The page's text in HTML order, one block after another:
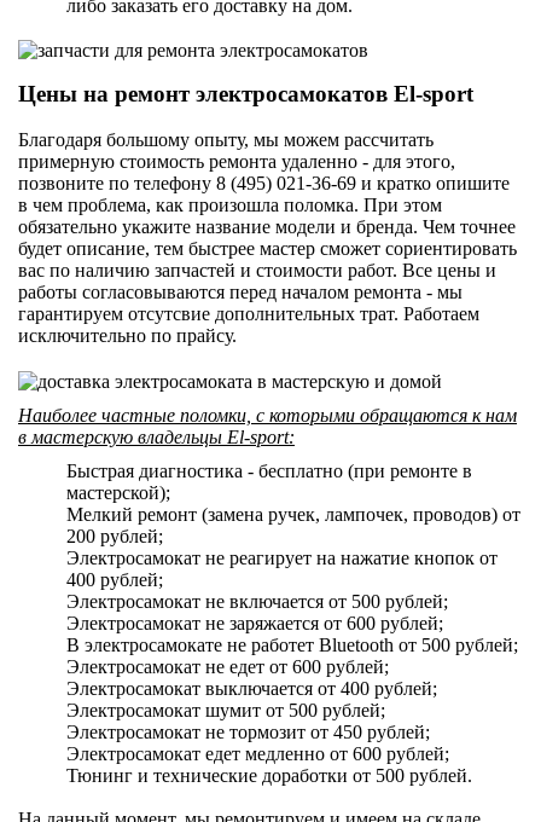
либо заказать его доставку на дом.
Цены на ремонт электросамокатов El-sport
Благодаря большому опыту, мы можем рассчитать
примерную стоимость ремонта удаленно - для этого,
позвоните по телефону 8 (495) 021-36-69 и кратко опишите
в чем проблема, как произошла поломка. При этом
обязательно укажите название модели и бренда. Чем точнее
будет описание, тем быстрее мастер сможет сориентировать
вас по наличию запчастей и стоимости работ. Все цены и
работы согласовываются перед началом ремонта - мы
гарантируем отсутсвие дополнительных трат. Работаем
исключительно по прайсу.
Наиболее частные поломки, с которыми обращаются к нам
в мастерскую владельцы El-sport:
Быстрая диагностика - бесплатно (при ремонте в
мастерской);
Мелкий ремонт (замена ручек, лампочек, проводов) от
200 рублей;
Электросамокат не реагирует на нажатие кнопок от
400 рублей;
Электросамокат не включается от 500 рублей;
Электросамокат не заряжается от 600 рублей;
В электросамокате не работет Bluetooth от 500 рублей;
Электросамокат не едет от 600 рублей;
Электросамокат выключается от 400 рублей;
Электросамокат шумит от 500 рублей;
Электросамокат не тормозит от 450 рублей;
Электросамокат едет медленно от 600 рублей;
Тюнинг и технические доработки от 500 рублей.